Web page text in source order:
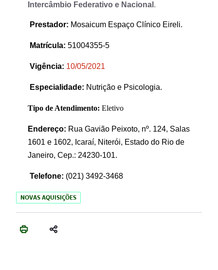
Intercâmbio Federativo e Nacional .
Prestador: Mosaicum Espaço Clínico Eireli.
Matrícula: 51004355-5
Vigência: 10/05/2021
Especialidade: Nutrição e Psicologia.
Tipo de Atendimento: Eletivo
Endereço: Rua Gavião Peixoto, nº. 124, Salas
1601 e 1602, Icaraí, Niterói, Estado do Rio de
Janeiro, Cep.: 24230-101.
Telefone: (021) 3492-3468
NOVAS AQUISIÇÕES